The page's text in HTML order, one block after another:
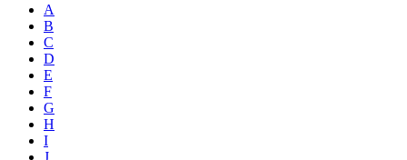
A
B
C
D
E
F
G
H
I
J